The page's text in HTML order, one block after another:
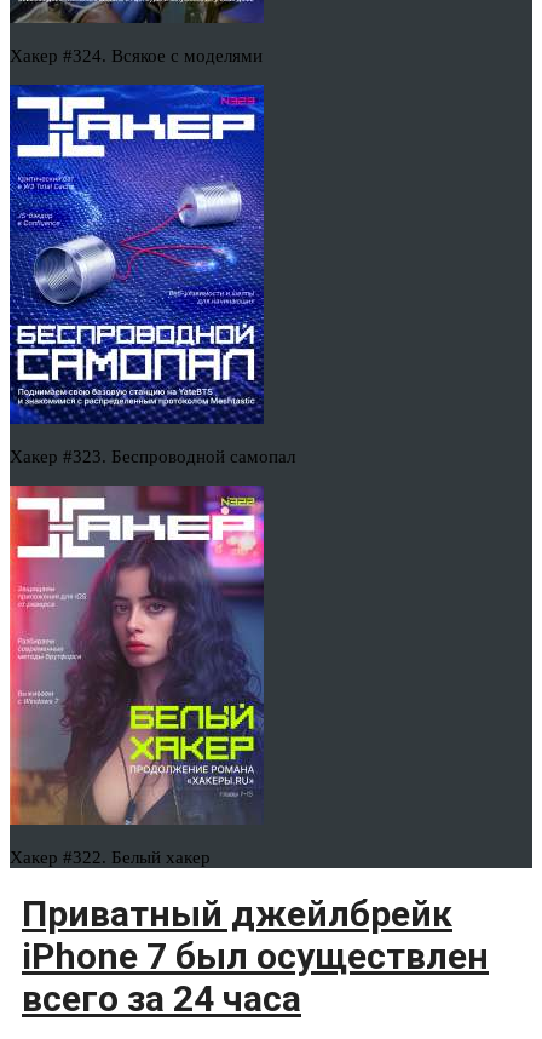
Хакер #324. Всякое с моделями
Хакер #323. Беспроводной самопал
Хакер #322. Белый хакер
Приватный джейлбрейк
iPhone 7 был осуществлен
всего за 24 часа